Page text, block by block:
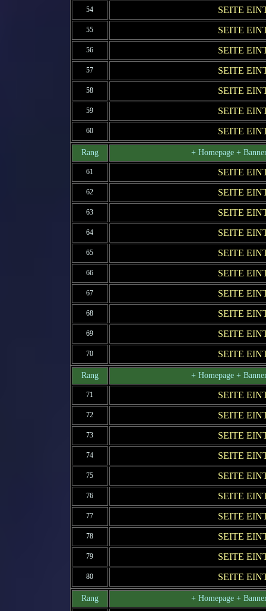
54 SEITE
55 SEITE
56 SEITE
57 SEITE
58 SEITE
59 SEITE
60 SEITE
Rang + Homepage +
61 SEITE
62 SEITE
63 SEITE
64 SEITE
65 SEITE
66 SEITE
67 SEITE
68 SEITE
69 SEITE
70 SEITE
Rang + Homepage +
71 SEITE
72 SEITE
73 SEITE
74 SEITE
75 SEITE
76 SEITE
77 SEITE
78 SEITE
79 SEITE
80 SEITE
Rang + Homepage +